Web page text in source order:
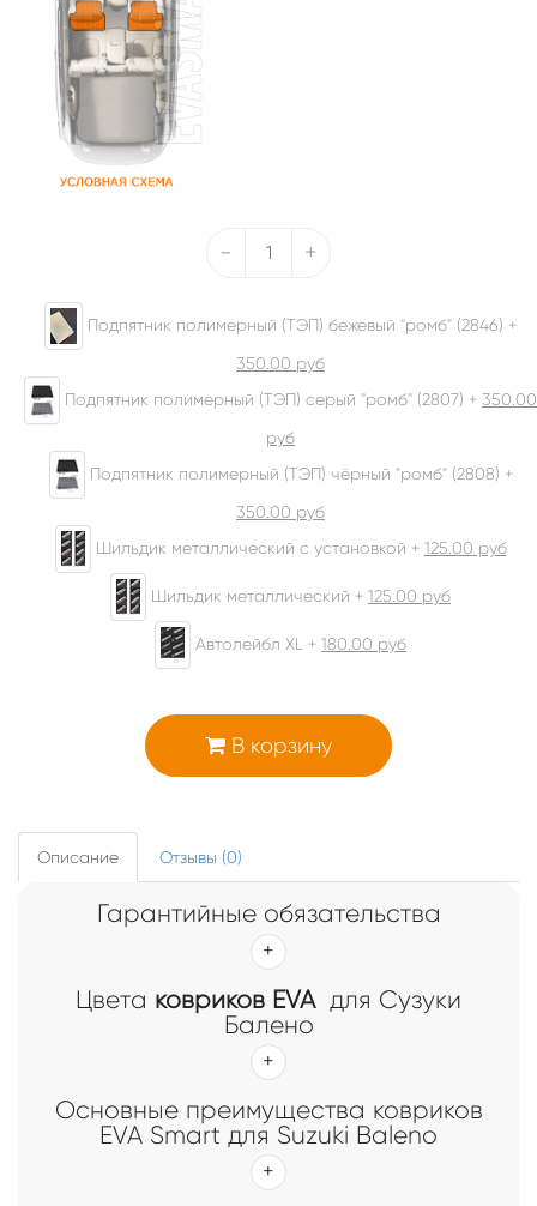
- +
Подпятник полимерный (ТЭП) бежевый "ромб" (2846) +
350.00 руб
Подпятник полимерный (ТЭП) серый "ромб" (2807) + 350.00
руб
Подпятник полимерный (ТЭП) чёрный "ромб" (2808) +
350.00 руб
Шильдик металлический с установкой + 125.00 руб
Шильдик металлический + 125.00 руб
Автолейбл XL + 180.00 руб
В корзину
Описание Отзывы (0)
Гарантийные обязательства
Цвета ковриков EVAдля Сузуки
Балено
Основные преимущества ковриков
EVA Smart для Suzuki Baleno